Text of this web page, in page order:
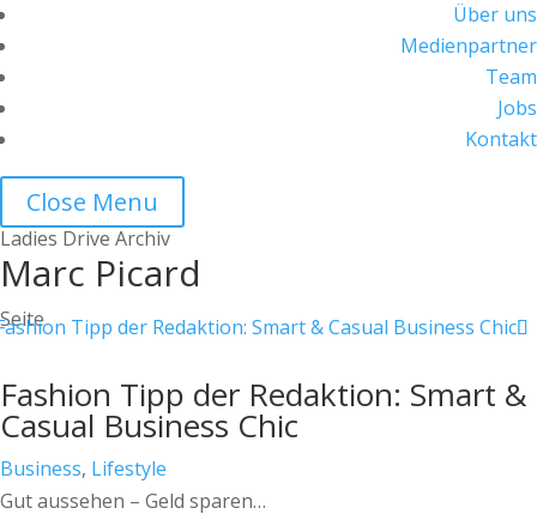
Über uns
Medienpartner
Team
Jobs
Kontakt
Close Menu
Ladies Drive Archiv
Marc Picard
Seite
Fashion Tipp der Redaktion: Smart &
Casual Business Chic
Business, Lifestyle
Gut aussehen – Geld sparen…